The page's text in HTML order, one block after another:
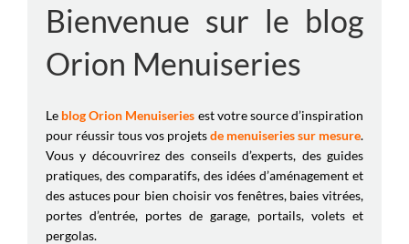
Bienvenue sur le blog
Orion Menuiseries
Le blog Orion Menuiseries est votre source d’inspiration
pour réussir tous vos projetsde menuiseries sur mesure.
Vous y découvrirez des conseils d’experts, des guides
pratiques, des comparatifs, des idées d’aménagement et
des astuces pour bien choisir vos fenêtres, baies vitrées,
portes d’entrée, portes de garage, portails, volets et
pergolas.